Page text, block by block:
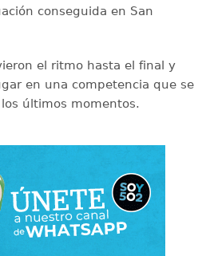
conseguida en San
el ritmo hasta el final y
en una competencia que se
últimos momentos.